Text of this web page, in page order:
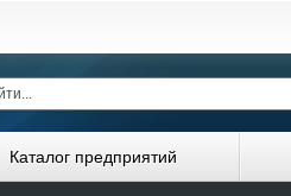
Каталог предприятий